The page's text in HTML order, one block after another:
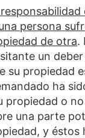
persona
de otra.
un
su propiedad
ha
propiedad o
una parte
y éstos